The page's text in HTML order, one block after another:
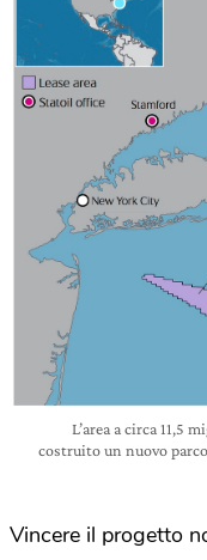
L’area a circa 11,5
costruito un nuovo
Vincere il progetto